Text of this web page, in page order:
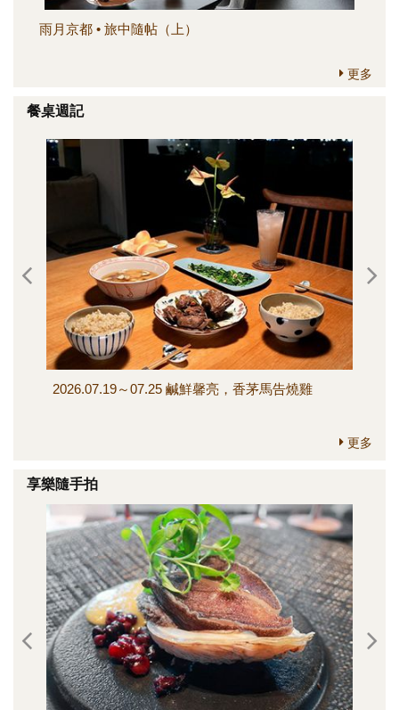
雨月京都 • 旅中隨帖（上）
更多
餐桌週記
2026.07.19～07.25 鹹鮮馨亮，香茅馬告燒雞
更多
享樂隨手拍